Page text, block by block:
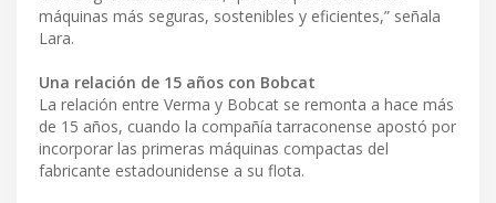
máquinas más seguras, sostenibles y eficientes,” señala
Lara.
Una relación de 15 años con Bobcat
La relación entre Verma y Bobcat se remonta a hace más
de 15 años, cuando la compañía tarraconense apostó por
incorporar las primeras máquinas compactas del
fabricante estadounidense a su flota.